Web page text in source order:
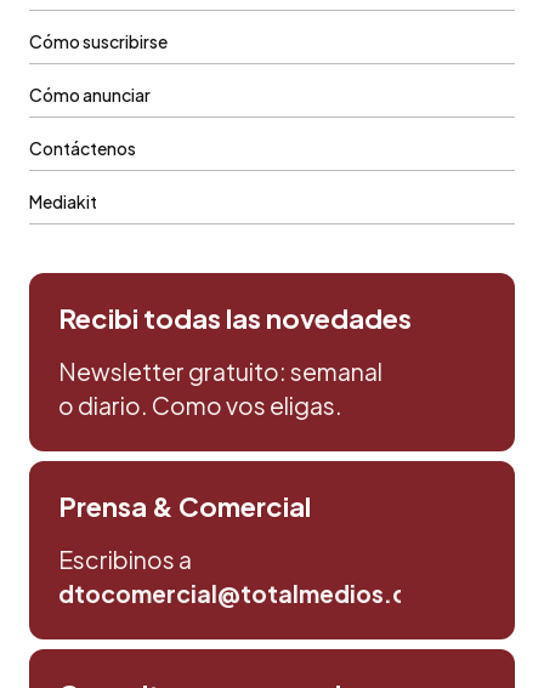
Cómo suscribirse
Cómo anunciar
Contáctenos
Mediakit
Recibi todas las novedades
Newsletter gratuito: semanal
o diario. Como vos eligas.
Prensa & Comercial
Escribinos a
dtocomercial@totalmedios.com